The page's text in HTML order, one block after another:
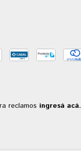
reclamos ingresá acá.